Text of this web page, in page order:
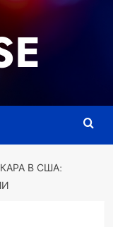
В США: